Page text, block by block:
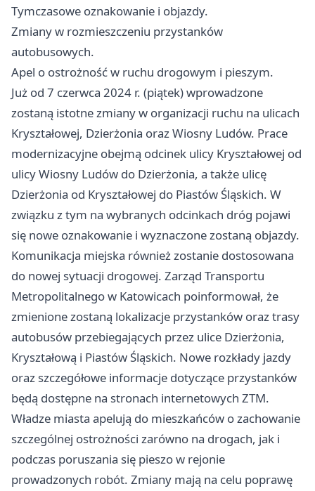
Tymczasowe oznakowanie i objazdy.
Zmiany w rozmieszczeniu przystanków
autobusowych.
Apel o ostrożność w ruchu drogowym i pieszym.
Już od 7 czerwca 2024 r. (piątek) wprowadzone
zostaną istotne zmiany w organizacji ruchu na ulicach
Kryształowej, Dzierżonia oraz Wiosny Ludów. Prace
modernizacyjne obejmą odcinek ulicy Kryształowej od
ulicy Wiosny Ludów do Dzierżonia, a także ulicę
Dzierżonia od Kryształowej do Piastów Śląskich. W
związku z tym na wybranych odcinkach dróg pojawi
się nowe oznakowanie i wyznaczone zostaną objazdy.
Komunikacja miejska również zostanie dostosowana
do nowej sytuacji drogowej. Zarząd Transportu
Metropolitalnego w Katowicach poinformował, że
zmienione zostaną lokalizacje przystanków oraz trasy
autobusów przebiegających przez ulice Dzierżonia,
Kryształową i Piastów Śląskich. Nowe rozkłady jazdy
oraz szczegółowe informacje dotyczące przystanków
będą dostępne na stronach internetowych ZTM.
Władze miasta apelują do mieszkańców o zachowanie
szczególnej ostrożności zarówno na drogach, jak i
podczas poruszania się pieszo w rejonie
prowadzonych robót. Zmiany mają na celu poprawę